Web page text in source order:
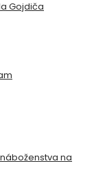
Gojdiča
na